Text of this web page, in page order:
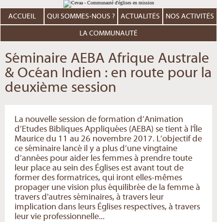
au
contenu.
Aller
personnels
ACCUEIL QUI SOMMES-NOUS ? ACTUALITÉS NOS ACTIVITÉS
LA COMMUNAUTÉ
Séminaire AEBA Afrique Australe
& Océan Indien : en route pour la
deuxième session
La nouvelle session de formation d’Animation
d’Etudes Bibliques Appliquées (AEBA) se tient à l'Île
Maurice du 11 au 26 novembre 2017. L’objectif de
ce séminaire lancé il y a plus d’une vingtaine
d’années pour aider les femmes à prendre toute
leur place au sein des Églises est avant tout de
former des formatrices, qui iront elles-mêmes
propager une vision plus équilibrée de la femme à
travers d'autres séminaires, à travers leur
implication dans leurs Églises respectives, à travers
leur vie professionnelle...